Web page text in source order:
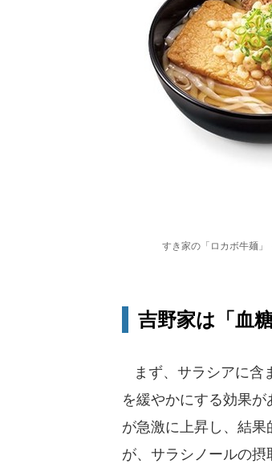
すき家の「ロカボ牛麺」
吉野家は「血
まず、サラシアに含
を緩やかにする効果
が急激に上昇し、結
が、サラシノールの